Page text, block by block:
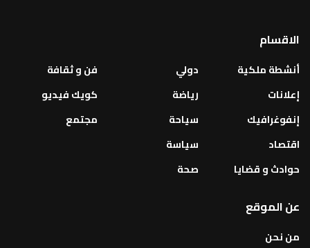
الاقسام
أنشطة ملكية
إعلانات
إنفوغرافيك
اقتصاد
حوادث و قضايا
دولي
رياضة
سياحة
سياسة
صحة
فن و ثقافة
كويك فيديو
مجتمع
عن الموقع
من نحن